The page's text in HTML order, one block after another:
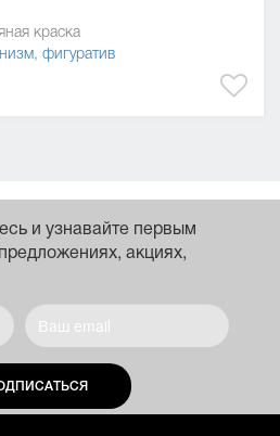
краска
, фигуратив
и узнавайте первым
акциях,